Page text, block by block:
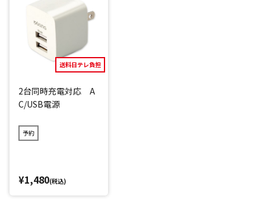
また、ボタンひとつだけで操作できるのもうれしいポイン
ト。
振動レベルは4段階あり、ボタン操作だけでレベル切り替え可
能。(*2)
さらに、骨盤まわりのバランスを保つ「骨盤底筋」も鍛えら
問題が気になる方にもオススメです。
部位に使用可能。
送料日テレ負担
2台同時充電対応 A
C/USB電源
予約
¥1,480(税込)